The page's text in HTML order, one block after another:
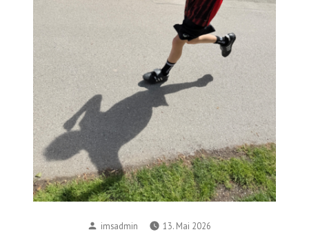
Posted
imsadmin
13. Mai 2026